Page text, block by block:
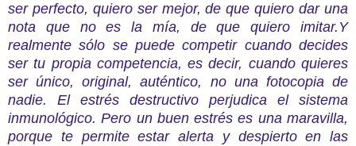
ser perfecto, quiero ser mejor, de que quiero dar una
nota que no es la mía, de que quiero imitar.Y
realmente sólo se puede competir cuando decides
ser tu propia competencia, es decir, cuando quieres
ser único, original, auténtico, no una fotocopia de
nadie. El estrés destructivo perjudica el sistema
inmunológico. Pero un buen estrés es una maravilla,
porque te permite estar alerta y despierto en las